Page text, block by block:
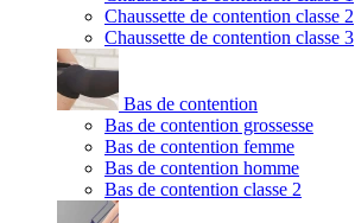
Chaussette de contention classe 2
Chaussette de contention classe 3
Bas de contention
Bas de contention grossesse
Bas de contention femme
Bas de contention homme
Bas de contention classe 2